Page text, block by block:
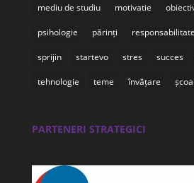
mediu de studiu motivatie
psihologie părinți responsabilitate
sprijin startevo stres succes
tehnologie teme învățare
PARTENERI STRATEGICI